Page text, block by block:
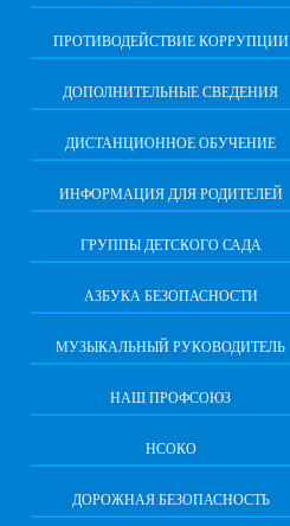
ПРОТИВОДЕЙСТВИЕ КОРРУПЦИИ
ДОПОЛНИТЕЛЬНЫЕ СВЕДЕНИЯ
ДИСТАНЦИОННОЕ ОБУЧЕНИЕ
ИНФОРМАЦИЯ ДЛЯ РОДИТЕЛЕЙ
ГРУППЫ ДЕТСКОГО САДА
АЗБУКА БЕЗОПАСНОСТИ
МУЗЫКАЛЬНЫЙ РУКОВОДИТЕЛЬ
НАШ ПРОФСОЮЗ
НСОКО
ДОРОЖНАЯ БЕЗОПАСНОСТЬ